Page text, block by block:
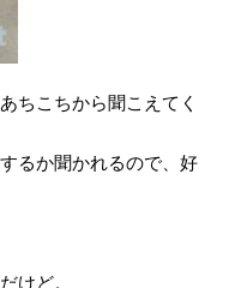
ちこちから聞こえてく
るか聞かれるので、好
けど。